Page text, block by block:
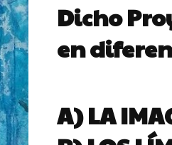
Dicho
en
A) LA